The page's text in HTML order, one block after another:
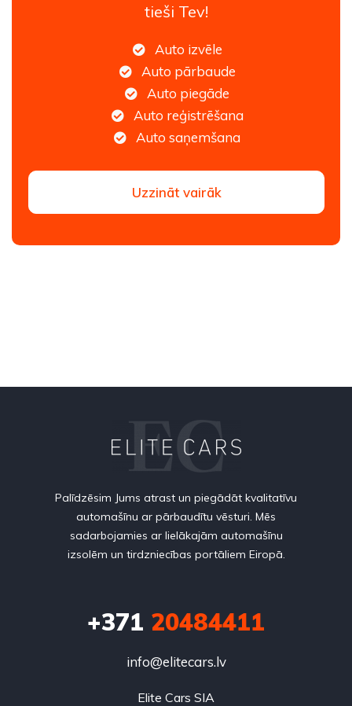
tieši Tev!
Auto izvēle
Auto pārbaude
Auto piegāde
Auto reģistrēšana
Auto saņemšana
Uzzināt vairāk
Palīdzēsim Jums atrast un piegādāt kvalitatīvu
automašīnu ar pārbaudītu vēsturi. Mēs
sadarbojamies ar lielākajām automašīnu
izsolēm un tirdzniecības portāliem Eiropā.
+371 20484411
info@elitecars.lv
Elite Cars SIA